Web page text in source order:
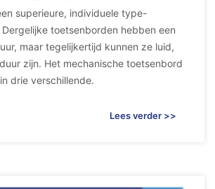
superieure, individuele type-
toetsenborden hebben een
maar tegelijkertijd kunnen ze luid,
zijn. Het mechanische toetsenbord
drie verschillende.
Lees verder >>